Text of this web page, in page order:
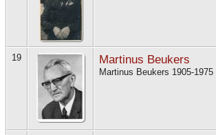
19 Martinus Beukers
Martinus Beukers 1905-1975